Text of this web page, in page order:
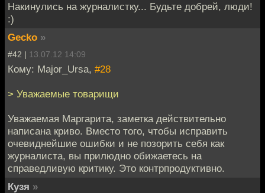
Накинулись на журналистку... Будьте добрей, люди!
:)
Gecko »
#42 | 13.07.12 14:09
Кому: Major_Ursa, #28
> Уважаемые товарищи
Уважаемая Маргарита, заметка действительно
написана криво. Вместо того, чтобы исправить
очевиднейшие ошибки и не позорить себя как
журналиста, вы прилюдно обижаетесь на
справедливую критику. Это контрпродуктивно.
Кузя »